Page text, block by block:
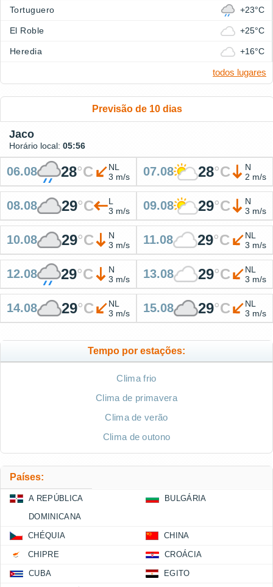
Tortuguero +23°C
El Roble +25°C
Heredia +16°C
todos lugares
Previsão de 10 dias
Jaco
Horário local: 05:56
06.08 28°C
NL
3 m/s
07.08 28°C
N
2 m/s
08.08 29°C
L
3 m/s
09.08 29°C
N
3 m/s
10.08 29°C
N
3 m/s
11.08 29°C
NL
3 m/s
12.08 29°C
N
3 m/s
13.08 29°C
NL
3 m/s
14.08 29°C
NL
3 m/s
15.08 29°C
NL
3 m/s
Tempo por estações:
Clima frio
Clima de primavera
Clima de verão
Clima de outono
Países:
A REPÚBLICA
DOMINICANA
BULGÁRIA
CHÉQUIA CHINA
CHIPRE CROÁCIA
CUBA EGITO